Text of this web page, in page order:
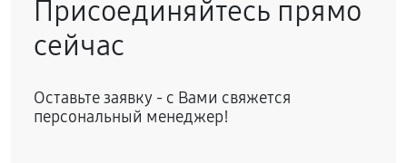
Присоединяйтесь прямо
сейчас
Оставьте заявку - с Вами свяжется
персональный менеджер!